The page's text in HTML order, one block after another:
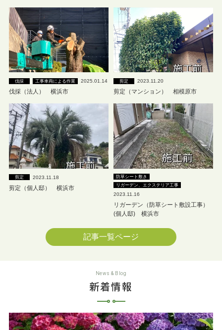
伐採 工事車両による作業 2025.01.14
伐採（法人） 横浜市
剪定 2023.11.20
剪定（マンション） 相模原市
剪定 2023.11.18
剪定（個人邸） 横浜市
防草シート敷き
リガーデン、エクステリア工事
2023.11.16
リガーデン（防草シート敷設工事）
(個人邸) 横浜市
記事一覧ページ
News & Blog
新着情報